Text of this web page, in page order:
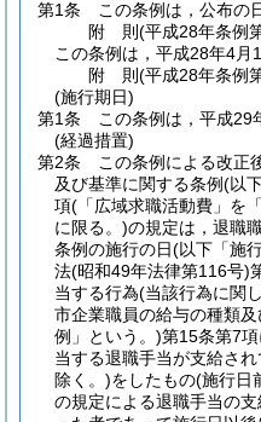
第1条
この条例は，公布の
附 則(平成28年条例
この条例は，平成28年4月
附 則(平成28年条例
(施行期日)
第1条
この条例は，平成29
(経過措置)
第2条
この条例による改正
及び基準に関する条例(以
項(「広域求職活動費」を
に限る。)の規定は，退職
条例の施行の日(以下「施
法(昭和49年法律第116号)
当する行為(当該行為に関
市企業職員の給与の種類
例」という。)第15条第7
当する退職手当が支給さ
除く。)をしたもの(施行日
の規定による退職手当の